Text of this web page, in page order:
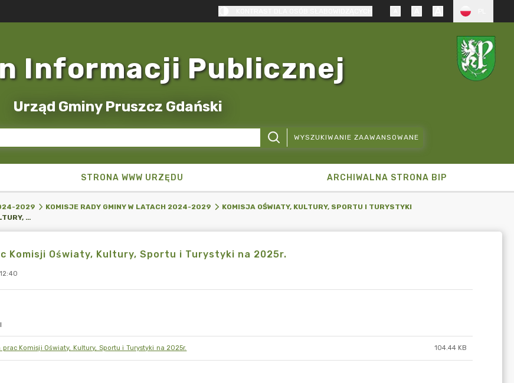
Informacji Publicznej
Urząd Gminy Pruszcz Gdański
WYSZUKIWANIE ZAAWANSOWANE
STRONA WWW URZĘDU ARCHIWALNA STRONA BIP
2029 KOMISJE RADY GMINY W LATACH 2024-2029
KOMISJA OŚWIATY, KULTURY, SPORTU I TURYSTYKI
PLAN PRAC KOMISJI OŚWIATY, KULTURY, SPORTU I TURYSTYKI NA 2025R.
Komisji Oświaty, Kultury, Sportu i Turystyki na 2025r.
prac Komisji Oświaty, Kultury, Sportu i Turystyki na 2025r. 104.44 KB